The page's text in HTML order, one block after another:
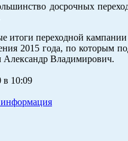
досрочных
итоги переходной
2015 года, по которым
Александр Владимирович.
в 10:09